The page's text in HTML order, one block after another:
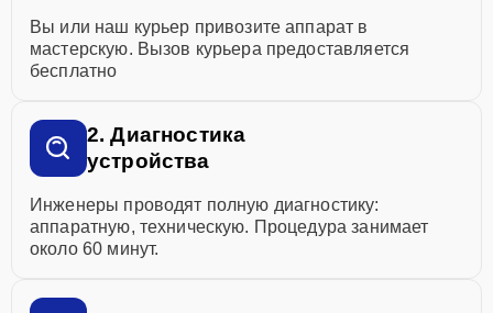
Вы или наш курьер привозите аппарат в
мастерскую. Вызов курьера предоставляется
бесплатно
2. Диагностика
устройства
Инженеры проводят полную диагностику:
аппаратную, техническую. Процедура занимает
около 60 минут.